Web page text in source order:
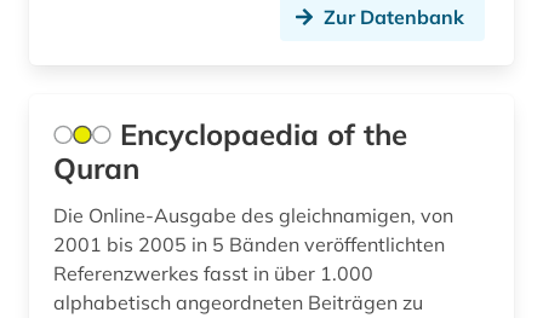
Zur Datenbank
Encyclopaedia of the
Quran
Die Online-Ausgabe des gleichnamigen, von
2001 bis 2005 in 5 Bänden veröffentlichten
Referenzwerkes fasst in über 1.000
alphabetisch angeordneten Beiträgen zu